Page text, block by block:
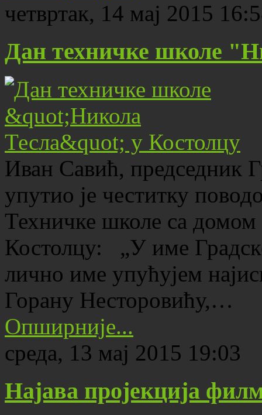
четвртак, 14 мај 2015
Дан техничке школе
Иван Савић, председник
упутио је честитку
Техничке школе са
Костолцу: „У име
лично име упућујем
Горану Несторовићу,…
Опширније...
среда, 13 мај 2015 19:03
Најава пројекција